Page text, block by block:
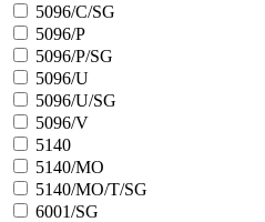
5096/C/SG
5096/P
5096/P/SG
5096/U
5096/U/SG
5096/V
5140
5140/MO
5140/MO/T/SG
6001/SG